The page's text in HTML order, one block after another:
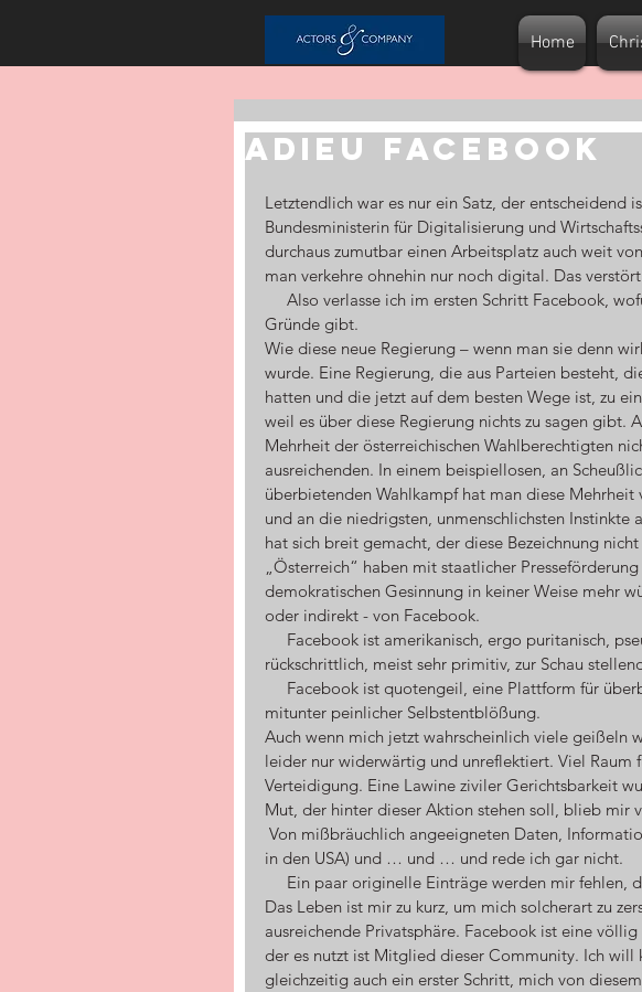
Home
ADIEU FACEBOOK
Letztendlich war es nur ein Satz, der entscheidend
Bundesministerin für Digitalisierung und
durchaus zumutbar einen Arbeitsplatz auch weit
man verkehre ohnehin nur noch digital. Das
Gründe gibt.
Wie diese neue Regierung – wenn man sie denn
wurde. Eine Regierung, die aus Parteien besteht,
hatten und die jetzt auf dem besten Wege ist, zu
weil es über diese Regierung nichts zu sagen gibt.
Mehrheit der österreichischen Wahlberechtigten
ausreichenden. In einem beispiellosen, an
überbietenden Wahlkampf hat man diese
und an die niedrigsten, unmenschlichsten Instinkte
hat sich breit gemacht, der diese Bezeichnung
„Österreich“ haben mit staatlicher
demokratischen Gesinnung in keiner Weise mehr
oder indirekt - von Facebook.
rückschrittlich, meist sehr primitiv, zur Schau
mitunter peinlicher Selbstentblößung.
Auch wenn mich jetzt wahrscheinlich viele geißeln
leider nur widerwärtig und unreflektiert. Viel Raum
Verteidigung. Eine Lawine ziviler Gerichtsbarkeit
Mut, der hinter dieser Aktion stehen soll, blieb mir
in den USA) und … und … und rede ich gar nicht.
Das Leben ist mir zu kurz, um mich solcherart zu
ausreichende Privatsphäre. Facebook ist eine
der es nutzt ist Mitglied dieser Community. Ich will
gleichzeitig auch ein erster Schritt, mich von